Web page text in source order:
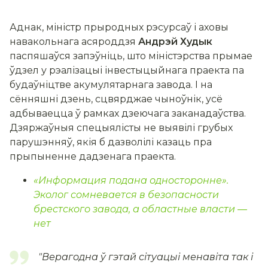
Аднак, міністр прыродных рэсурсаў і аховы
навакольнага асяроддзя Андрэй Худык
паспяшаўся запэўніць, што міністэрства прымае
ўдзел у рэалізацыі інвестыцыйнага праекта па
будаўніцтве акумулятарнага завода. І на
сённяшні дзень, сцвярджае чыноўнік, усё
адбываецца ў рамках дзеючага заканадаўства.
Дзяржаўныя спецыялісты не выявілі грубых
парушэнняў, якія б дазволілі казаць пра
прыпыненне дадзенага праекта.
«Информация подана односторонне».
Эколог сомневается в безопасности
брестского завода, а областные власти —
нет
"Верагодна ў гэтай сітуацыі менавіта так і